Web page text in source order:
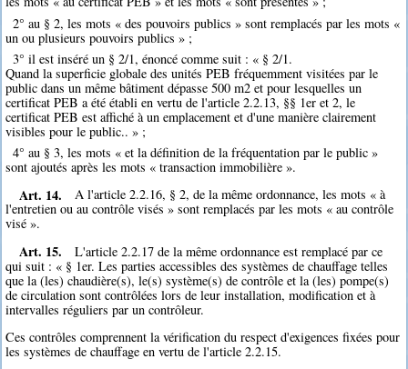
2° au § 2, les mots « des pouvoirs publics » sont remplacés par les mots «
un ou plusieurs pouvoirs publics » ;
3° il est inséré un § 2/1, énoncé comme suit : « § 2/1.
Quand la superficie globale des unités PEB fréquemment visitées par le
public dans un même bâtiment dépasse 500 m2 et pour lesquelles un
certificat PEB a été établi en vertu de l'article 2.2.13, §§ 1er et 2, le
certificat PEB est affiché à un emplacement et d'une manière clairement
visibles pour le public.. » ;
4° au § 3, les mots « et la définition de la fréquentation par le public »
sont ajoutés après les mots « transaction immobilière ».
Art. 14.
A l'article 2.2.16, § 2, de la même ordonnance, les mots « à
l'entretien ou au contrôle visés » sont remplacés par les mots « au contrôle
visé ».
Art. 15.
L'article 2.2.17 de la même ordonnance est remplacé par ce
qui suit : « § 1er. Les parties accessibles des systèmes de chauffage telles
que la (les) chaudière(s), le(s) système(s) de contrôle et la (les) pompe(s)
de circulation sont contrôlées lors de leur installation, modification et à
intervalles réguliers par un contrôleur.
Ces contrôles comprennent la vérification du respect d'exigences fixées pour
les systèmes de chauffage en vertu de l'article 2.2.15.